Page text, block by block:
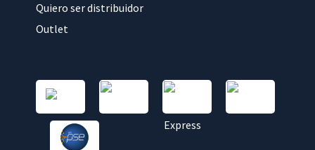
Quiero ser distribuidor
Outlet